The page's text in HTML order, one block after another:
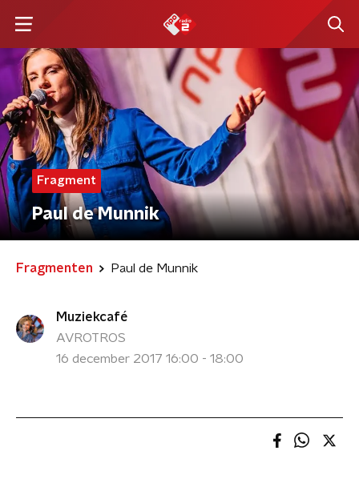
Fragment
Paul de Munnik
Fragmenten Paul de Munnik
Muziekcafé
AVROTROS
16 december 2017 16:00 - 18:00